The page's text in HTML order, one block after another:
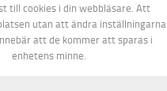
till cookies i din webbläsare. Att
utan att ändra inställningarna
att de kommer att sparas i
enhetens minne.